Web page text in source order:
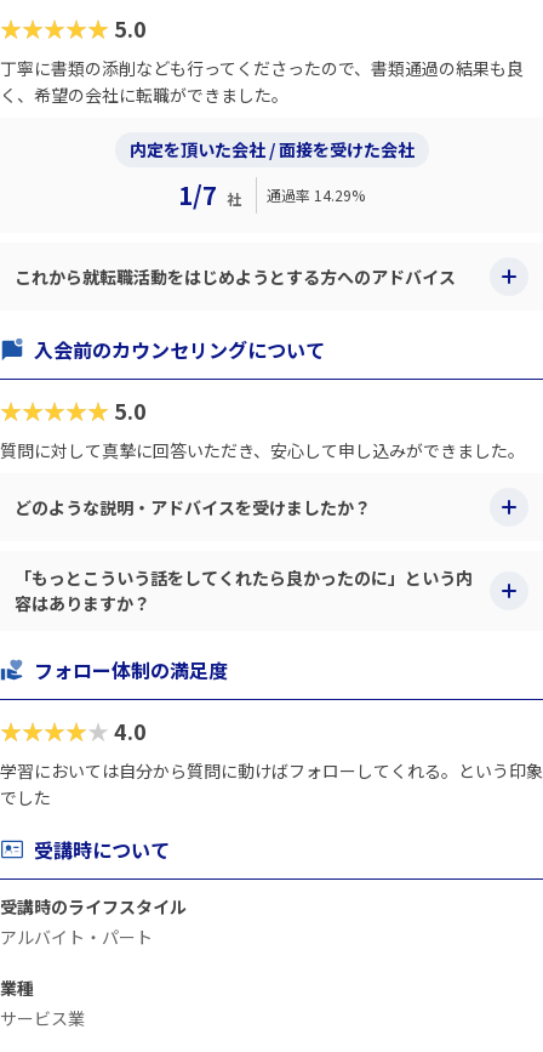
★★★★★ 5.0
丁寧に書類の添削なども行ってくださったので、書類通過の結果も良
く、希望の会社に転職ができました。
内定を頂いた会社 / 面接を受けた会社
1/7 社 通過率 14.29%
これから就転職活動をはじめようとする方へのアドバイス
入会前のカウンセリングについて
★★★★★ 5.0
質問に対して真摯に回答いただき、安心して申し込みができました。
どのような説明・アドバイスを受けましたか？
「もっとこういう話をしてくれたら良かったのに」という内
容はありますか？
フォロー体制の満足度
★★★★★4.0
学習においては自分から質問に動けばフォローしてくれる。という印象
でした
受講時について
受講時のライフスタイル
アルバイト・パート
業種
サービス業